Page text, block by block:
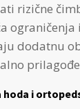
rizične
dodatnu
hoda i